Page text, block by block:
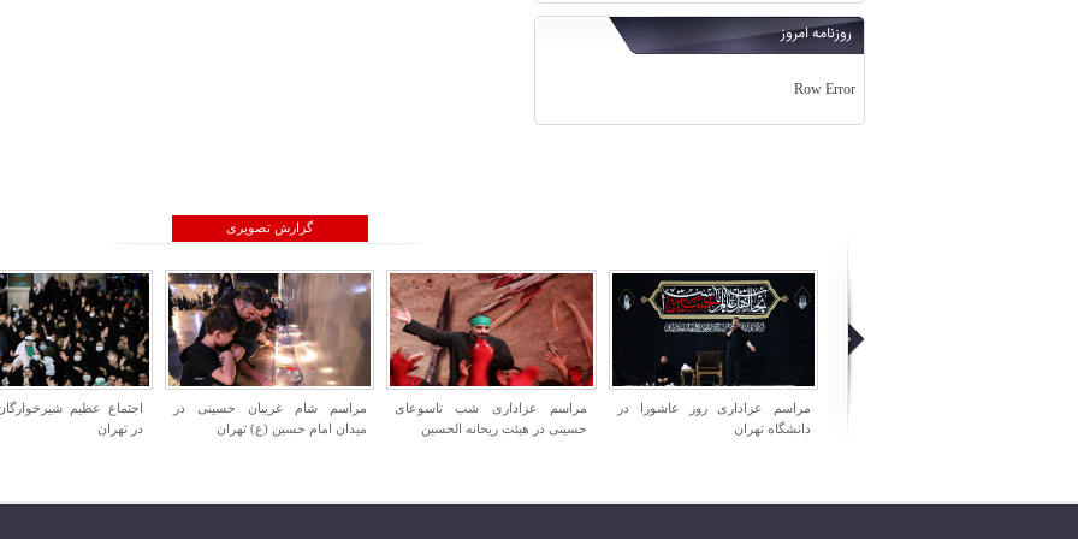
روزنامه امروز
Row Error
گزارش تصویری
مراسم عزاداری شب تاسوعای
حسینی در هیئت ریحانه الحسین
مراسم شام غریبان حسینی در
میدان امام حسین (ع) تهران
اجتماع عظیم شیرخوارگان حسینی
در تهران
افتتاح همزمان پروژه
جهاد کشاورزی